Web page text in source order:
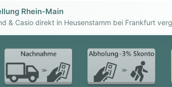
Rhein-Main
& Casio direkt in Heusenstamm bei Frankfurt